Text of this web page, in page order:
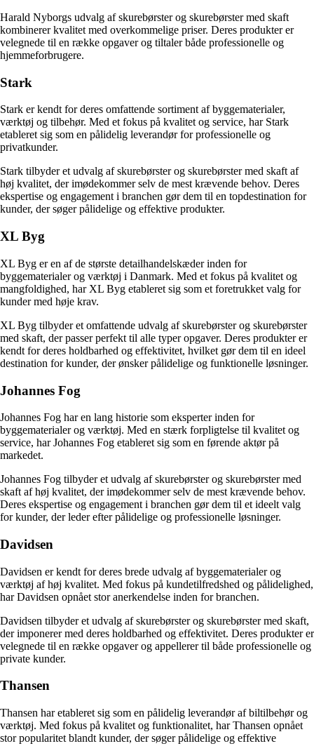
Harald Nyborgs udvalg af skurebørster og skurebørster med skaft
kombinerer kvalitet med overkommelige priser. Deres produkter er
velegnede til en række opgaver og tiltaler både professionelle og
hjemmeforbrugere.
Stark
Stark er kendt for deres omfattende sortiment af byggematerialer,
værktøj og tilbehør. Med et fokus på kvalitet og service, har Stark
etableret sig som en pålidelig leverandør for professionelle og
privatkunder.
Stark tilbyder et udvalg af skurebørster og skurebørster med skaft af
høj kvalitet, der imødekommer selv de mest krævende behov. Deres
ekspertise og engagement i branchen gør dem til en topdestination for
kunder, der søger pålidelige og effektive produkter.
XL Byg
XL Byg er en af de største detailhandelskæder inden for
byggematerialer og værktøj i Danmark. Med et fokus på kvalitet og
mangfoldighed, har XL Byg etableret sig som et foretrukket valg for
kunder med høje krav.
XL Byg tilbyder et omfattende udvalg af skurebørster og skurebørster
med skaft, der passer perfekt til alle typer opgaver. Deres produkter er
kendt for deres holdbarhed og effektivitet, hvilket gør dem til en ideel
destination for kunder, der ønsker pålidelige og funktionelle løsninger.
Johannes Fog
Johannes Fog har en lang historie som eksperter inden for
byggematerialer og værktøj. Med en stærk forpligtelse til kvalitet og
service, har Johannes Fog etableret sig som en førende aktør på
markedet.
Johannes Fog tilbyder et udvalg af skurebørster og skurebørster med
skaft af høj kvalitet, der imødekommer selv de mest krævende behov.
Deres ekspertise og engagement i branchen gør dem til et ideelt valg
for kunder, der leder efter pålidelige og professionelle løsninger.
Davidsen
Davidsen er kendt for deres brede udvalg af byggematerialer og
værktøj af høj kvalitet. Med fokus på kundetilfredshed og pålidelighed,
har Davidsen opnået stor anerkendelse inden for branchen.
Davidsen tilbyder et udvalg af skurebørster og skurebørster med skaft,
der imponerer med deres holdbarhed og effektivitet. Deres produkter er
velegnede til en række opgaver og appellerer til både professionelle og
private kunder.
Thansen
Thansen har etableret sig som en pålidelig leverandør af biltilbehør og
værktøj. Med fokus på kvalitet og funktionalitet, har Thansen opnået
stor popularitet blandt kunder, der søger pålidelige og effektive